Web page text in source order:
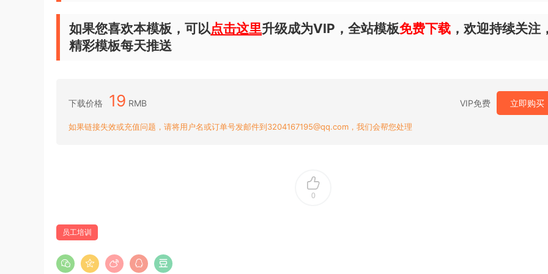
如果您喜欢本模板，可以点击这里升级成为VIP，全站模板免费下载 ，欢迎持续关注
精彩模板每天推送
下载价格 19 RMB VIP免费 立即购买
如果链接失效或充值问题，请将用户名或订单号发邮件到3204167195@qq.com，我们会帮您处理
0
员工培训